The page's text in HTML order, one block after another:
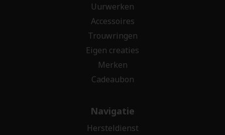
Uurwerken
Accessoires
Trouwringen
Eigen creaties
Merken
Cadeaubon
Navigatie
Hersteldienst